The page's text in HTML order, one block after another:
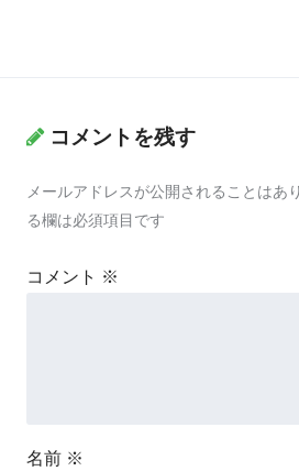
コメントを残す
メールアドレスが公開されることはあ
る欄は必須項目です
コメント ※
名前 ※